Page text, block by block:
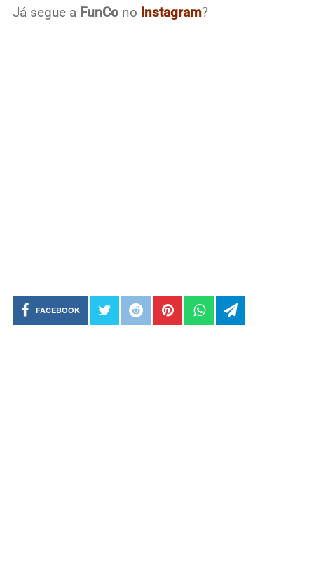
Já segue a FunCono Instagram?
FACEBOOK